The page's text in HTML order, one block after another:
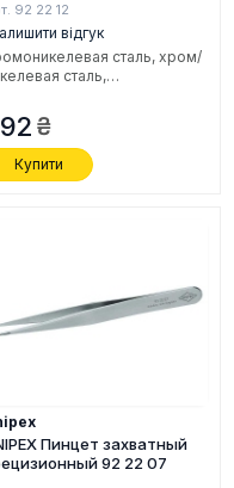
92 22 12
відгук
сталь, хром/
сталь,
мм.
Купити
Пинцет захватный
92 22 07